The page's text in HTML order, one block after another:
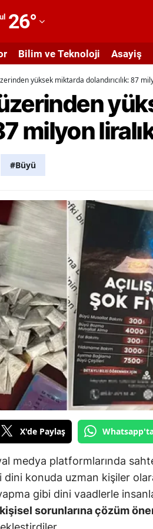
26°
Bilim ve Teknoloji Asayiş
yüksek miktarda dolandırıcılık: 87
milyon
#Büyü
X'de Paylaş
medya platformlarında
konuda uzman kişiler
gibi dini vaadlerle
sorunlarına çözüm